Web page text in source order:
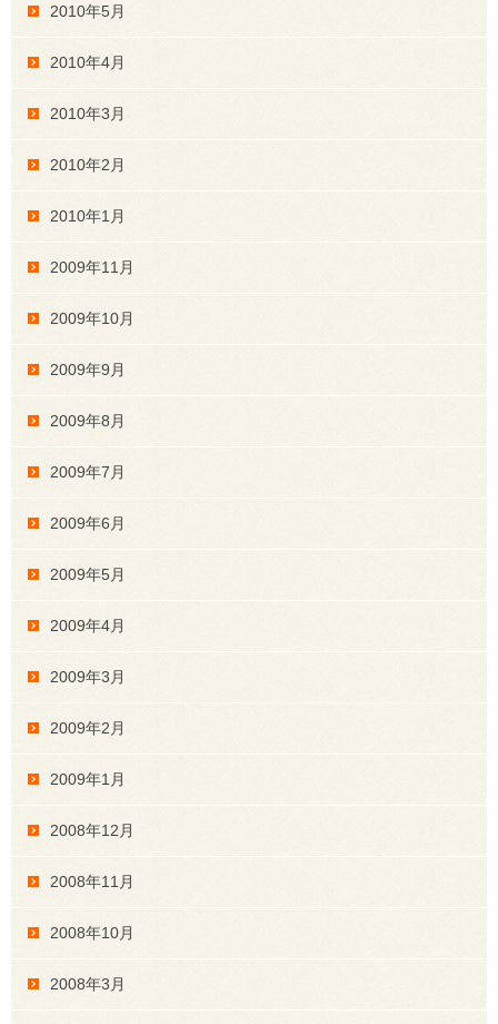
2010年5月
2010年4月
2010年3月
2010年2月
2010年1月
2009年11月
2009年10月
2009年9月
2009年8月
2009年7月
2009年6月
2009年5月
2009年4月
2009年3月
2009年2月
2009年1月
2008年12月
2008年11月
2008年10月
2008年3月